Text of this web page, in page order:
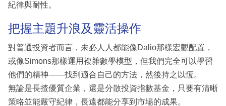
紀律與耐性。
把握主題升浪及靈活操作
對普通投資者而言，未必人人都能像Dalio那樣宏觀配置，
或像Simons那樣運用複雜數學模型，但我們完全可以學習
他們的精神——找到適合自己的方法，然後持之以恆。
無論是長揸優質企業，還是分散投資指數基金，只要有清晰
策略並能嚴守紀律，長遠都能分享到市場的成果。